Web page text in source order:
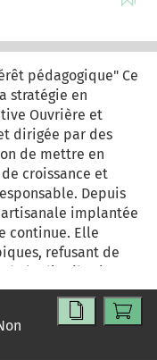
pédagogique" Ce
stratégie en
Ouvrière et
dirigée par des
de mettre en
croissance et
Depuis
implantée
continue. Elle
refusant de
de la distribution en
segment de la bière
important,
groupes
de marché.